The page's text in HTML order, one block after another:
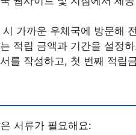
시 가까운 우체국에 방문해
적립 금액과 기간을 설정
를 작성하고, 첫 번째 적립
서류가 필요해요: